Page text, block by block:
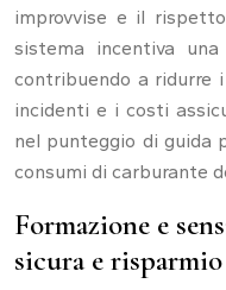
improvvise e il
sistema incentiva
contribuendo a ridurre
incidenti e i costi
nel punteggio di guida
consumi di carburante
Formazione e
sicura e